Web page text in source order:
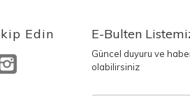
Edin E-Bulten
Güncel duyuru ve
olabilirsiniz